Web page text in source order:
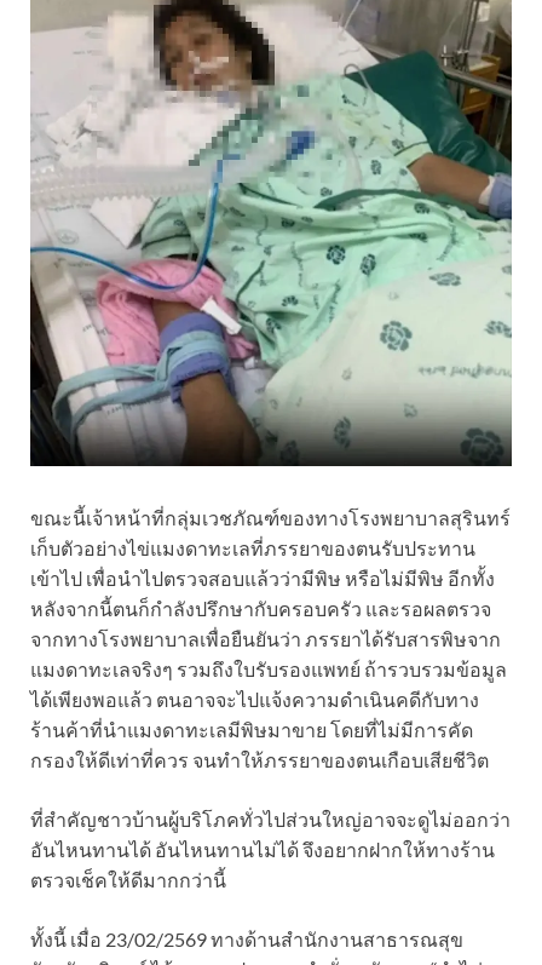
ขณะนี้เจ้าหน้าที่กลุ่มเวชภัณฑ์ของทางโรงพยาบาลสุรินทร์
เก็บตัวอย่างไข่แมงดาทะเลที่ภรรยาของตนรับประทาน
เข้าไป เพื่อนำไปตรวจสอบแล้วว่ามีพิษ หรือไม่มีพิษ อีกทั้ง
หลังจากนี้ตนก็กำลังปรึกษากับครอบครัว และรอผลตรวจ
จากทางโรงพยาบาลเพื่อยืนยันว่า ภรรยาได้รับสารพิษจาก
แมงดาทะเลจริงๆ รวมถึงใบรับรองแพทย์ ถ้ารวบรวมข้อมูล
ได้เพียงพอแล้ว ตนอาจจะไปแจ้งความดำเนินคดีกับทาง
ร้านค้าที่นำแมงดาทะเลมีพิษมาขาย โดยที่ไม่มีการคัด
กรองให้ดีเท่าที่ควร จนทำให้ภรรยาของตนเกือบเสียชีวิต
ที่สำคัญชาวบ้านผู้บริโภคทั่วไปส่วนใหญ่อาจจะดูไม่ออกว่า
อันไหนทานได้ อันไหนทานไม่ได้ จึงอยากฝากให้ทางร้าน
ตรวจเช็คให้ดีมากกว่านี้
ทั้งนี้ เมื่อ 23/02/2569 ทางด้านสำนักงานสาธารณสุข